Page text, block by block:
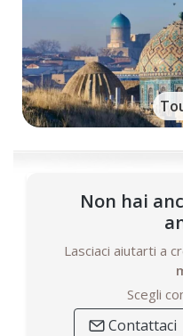
Non hai
Lasciaci aiutarti a
Scegli
Contattaci